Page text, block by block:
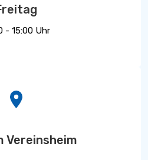
- 15:00 Uhr
Vereinsheim